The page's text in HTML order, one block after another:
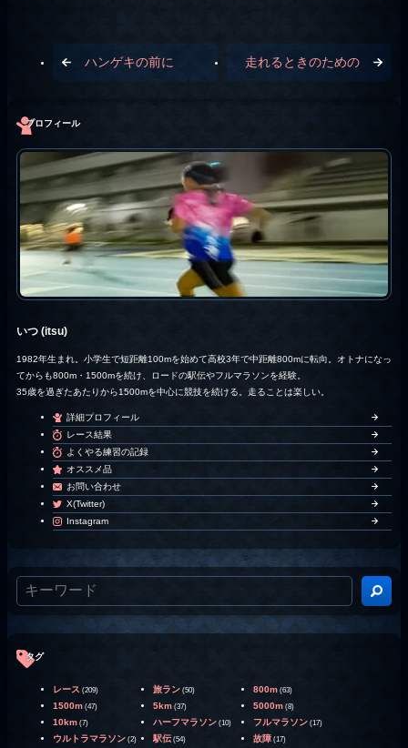
ハンゲキの前に 走れるときのための
プロフィール
いつ (itsu)
1982年生まれ。小学生で短距離100mを始めて高校3年で中距離800mに転向。オトナになっ
てからも800m・1500mを続け、ロードの駅伝やフルマラソンを経験。
35歳を過ぎたあたりから1500mを中心に競技を続ける。走ることは楽しい。
詳細プロフィール
レース結果
よくやる練習の記録
オススメ品
お問い合わせ
X(Twitter)
Instagram
タグ
レース (209) 旅ラン (50) 800m (63)
1500m (47) 5km (37) 5000m (8)
10km (7) ハーフマラソン (10) フルマラソン (17)
ウルトラマラソン (2) 駅伝 (54) 故障 (17)